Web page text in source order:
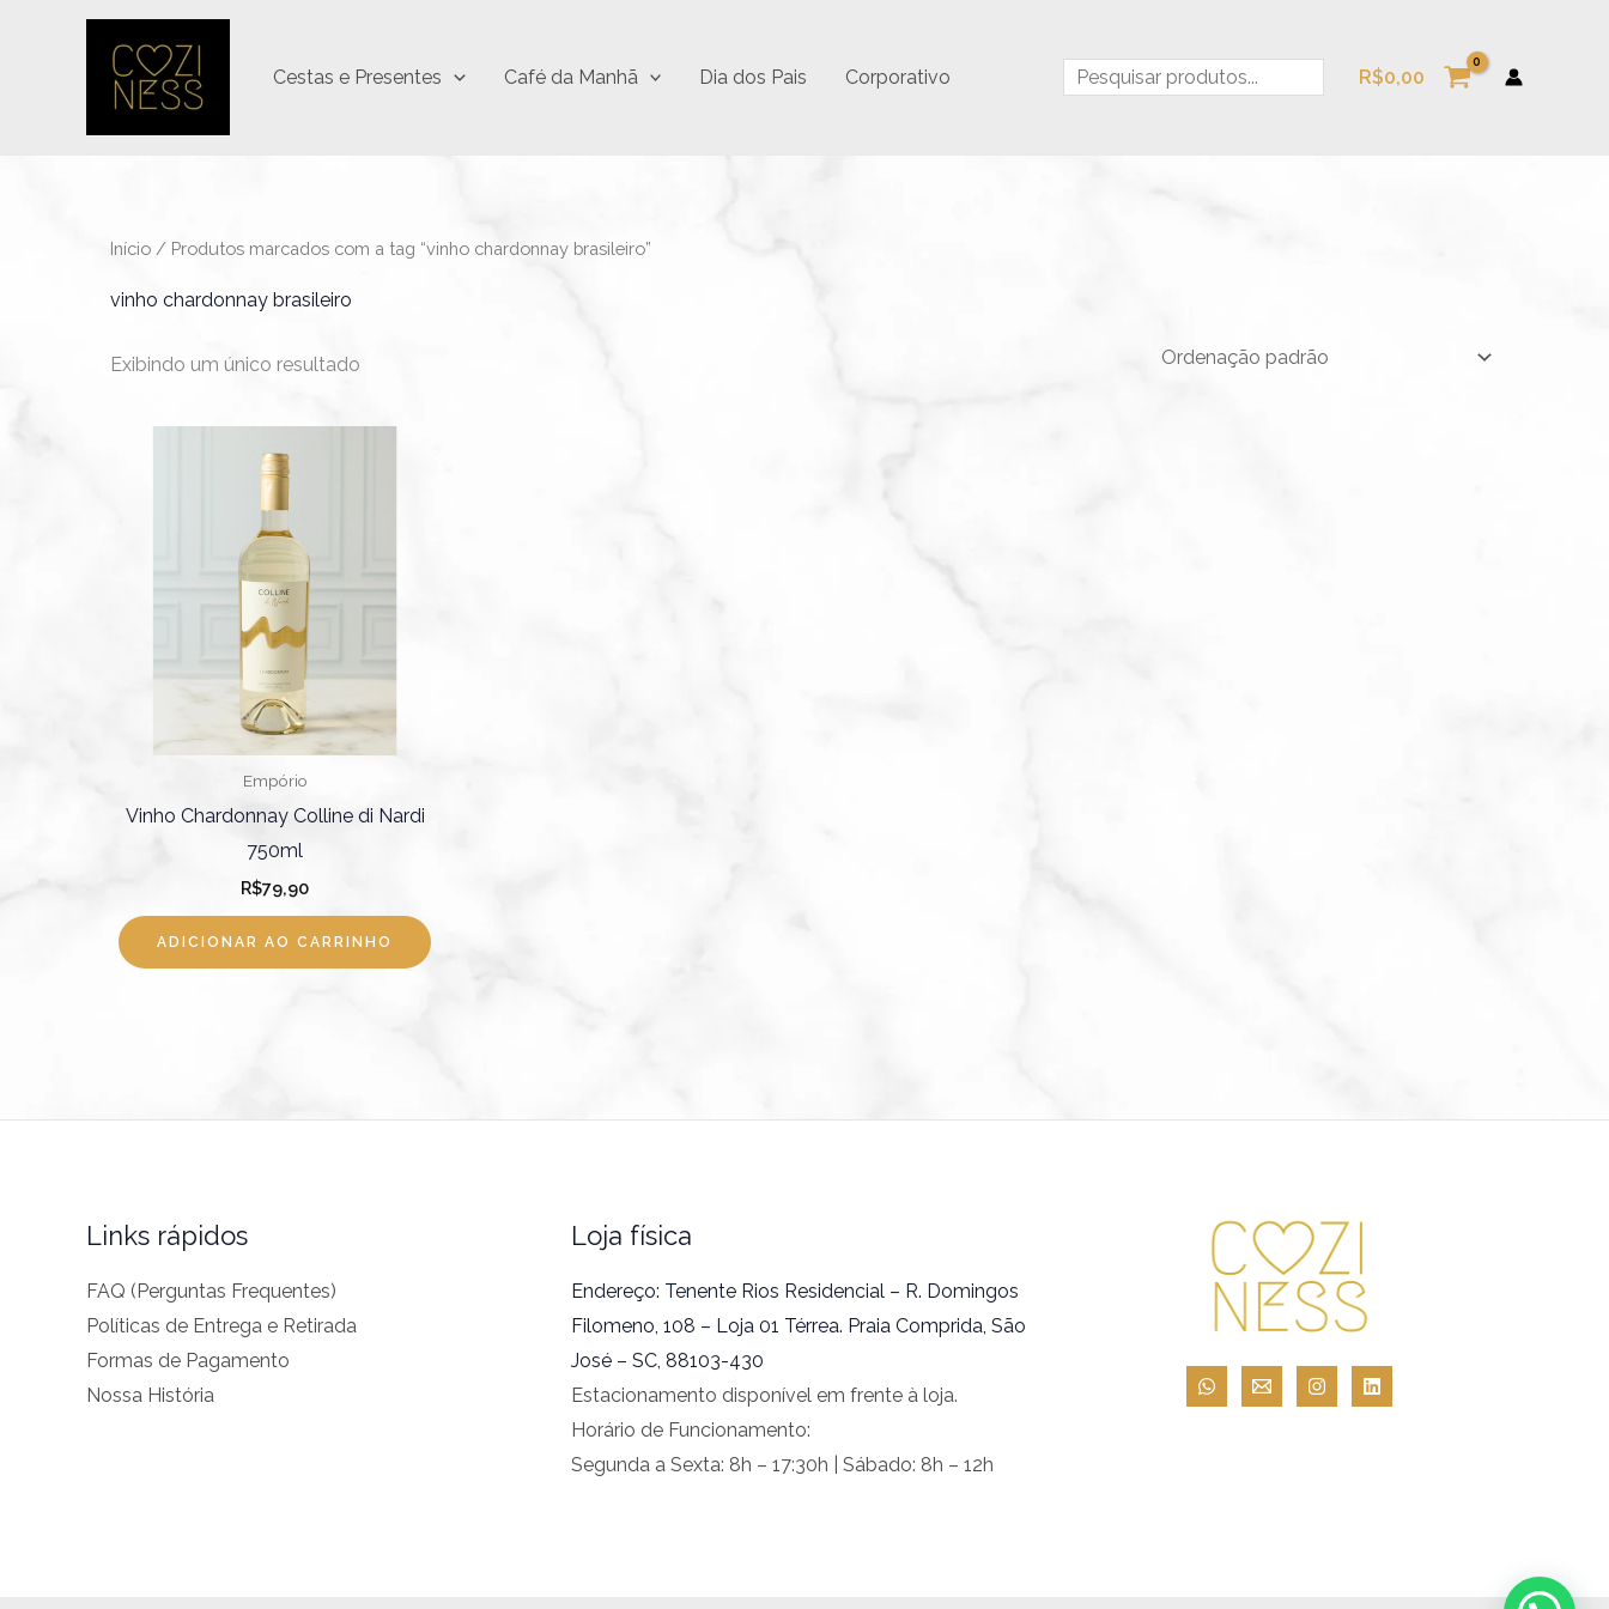
Cestas e Presentes Café da Manhã Dia dos Pais Corporativo R$0,00
Início / Produtos marcados com a tag “vinho chardonnay brasileiro”
vinho chardonnay brasileiro
Exibindo um único resultado
Empório
Vinho Chardonnay Colline di Nardi
750ml
R$79,90
ADICIONAR AO CARRINHO
Links rápidos
FAQ (Perguntas Frequentes)
Políticas de Entrega e Retirada
Formas de Pagamento
Nossa História
Loja física
Endereço: Tenente Rios Residencial – R. Domingos
Filomeno, 108 – Loja 01 Térrea. Praia Comprida, São
José – SC, 88103-430
Estacionamento disponível em frente à loja.
Horário de Funcionamento:
Segunda a Sexta: 8h – 17:30h | Sábado: 8h – 12h